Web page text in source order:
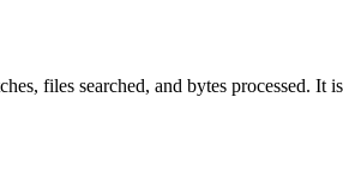
files searched, and bytes processed.